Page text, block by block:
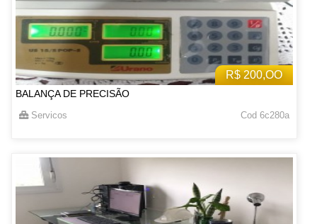
R$ 200,OO
BALANÇA DE PRECISÃO
Servicos Cod 6c280a